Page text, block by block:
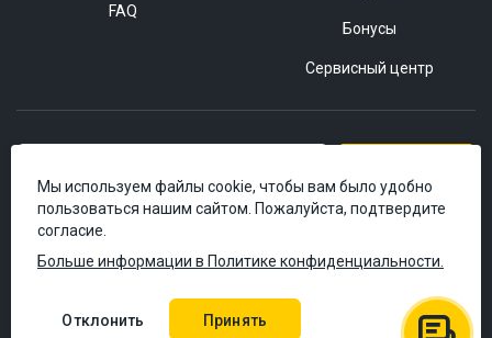
FAQ
Бонусы
Сервисный центр
© 2006–2026 Masteram.
Мы используем файлы cookie, чтобы вам было удобно
пользоваться нашим сайтом. Пожалуйста, подтвердите
согласие.
Больше информации в Политике конфиденциальности.
Отклонить Принять